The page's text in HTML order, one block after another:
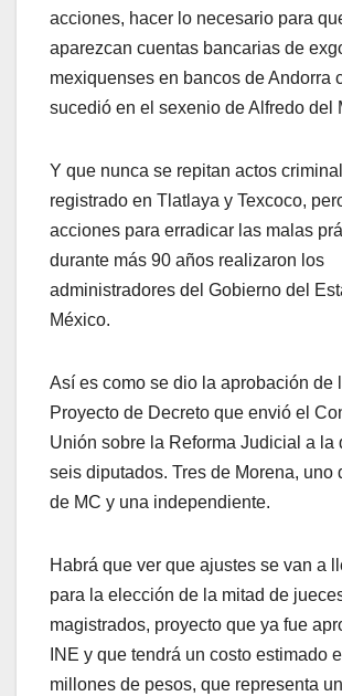
acciones, hacer lo necesario para
aparezcan cuentas bancarias de
mexiquenses en bancos de Andorra
sucedió en el sexenio de Alfredo del
Y que nunca se repitan actos
registrado en Tlatlaya y Texcoco,
acciones para erradicar las malas
durante más 90 años realizaron los
administradores del Gobierno del
México.
Así es como se dio la aprobación de
Proyecto de Decreto que envió el
Unión sobre la Reforma Judicial a la
seis diputados. Tres de Morena, uno
de MC y una independiente.
Habrá que ver que ajustes se van a
para la elección de la mitad de
magistrados, proyecto que ya fue
INE y que tendrá un costo estimado
millones de pesos, que representa